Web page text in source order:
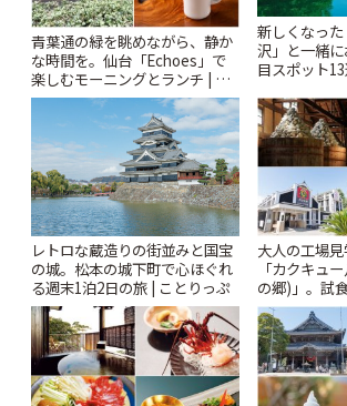
青葉通の緑を眺めながら、静か
な時間を。仙台「Echoes」で
楽しむモーニングとランチ | こ
とりっぷ
新しくなっ
沢」と一緒
目スポット
レトロな蔵造りの街並みと国宝
の城。松本の城下町で心ほぐれ
る週末1泊2日の旅 | ことりっぷ
大人の工場
「カクキュ
の郷)」。試
♪ | ことりっ